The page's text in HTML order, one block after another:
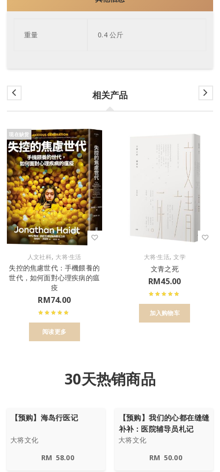
重量 0.4 公斤
相关产品
现在缺货
人文社科, 大将·生活
失控的焦慮世代：手機餵養的
世代，如何面對心理疾病的瘟
疫
RM74.00
阅读更多
大将·生活,文学
文青之死
RM45.00
加入购物车
30天热销商品
【预购】海岛行医记
大将文化
RM 58.00
【预购】我们的心都在缝缝
补补：医院辅导员札记
大将文化
RM 50.00